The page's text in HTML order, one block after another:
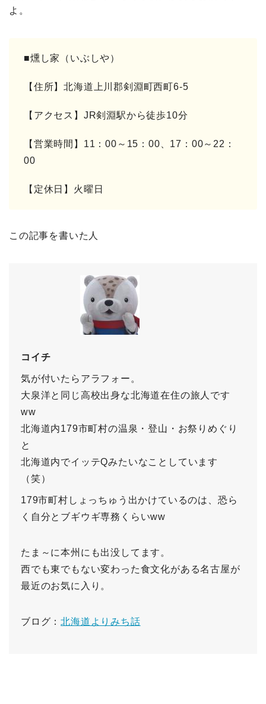
よ。
■燻し家（いぶしや）
【住所】北海道上川郡剣淵町西町6-5
【アクセス】JR剣淵駅から徒歩10分
【営業時間】11：00～15：00、17：00～22：
00
【定休日】火曜日
この記事を書いた人
コイチ
気が付いたらアラフォー。
大泉洋と同じ高校出身な北海道在住の旅人です
ww
北海道内179市町村の温泉・登山・お祭りめぐり
と
北海道内でイッテQみたいなことしています
（笑）
179市町村しょっちゅう出かけているのは、恐ら
く自分とブギウギ専務くらいww
たま～に本州にも出没してます。
西でも東でもない変わった食文化がある名古屋が
最近のお気に入り。
ブログ：北海道よりみち話